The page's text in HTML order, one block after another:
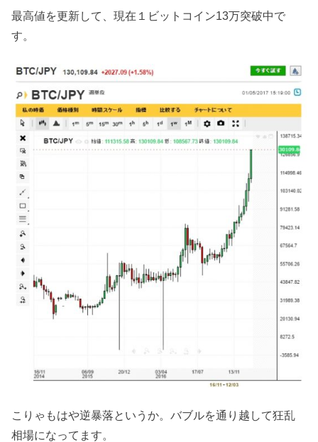
最高値を更新して、現在１ビットコイン13万突破中で
す。
こりゃもはや逆暴落というか。バブルを通り越して狂乱
相場になってます。